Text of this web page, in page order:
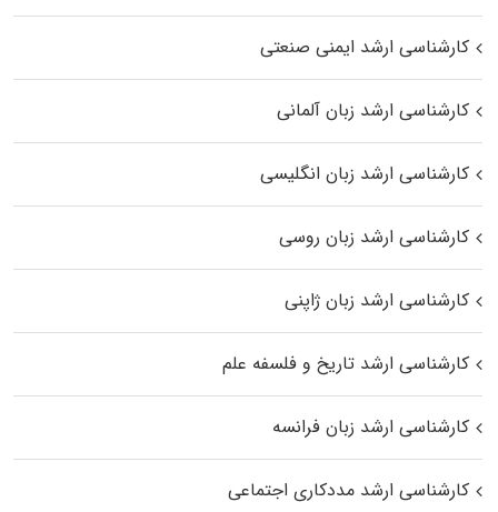
کارشناسی ارشد ایمنی صنعتی
کارشناسی ارشد زبان آلمانی
کارشناسی ارشد زبان انگلیسی
کارشناسی ارشد زبان روسی
کارشناسی ارشد زبان ژاپنی
کارشناسی ارشد تاریخ و فلسفه علم
کارشناسی ارشد زبان فرانسه
کارشناسی ارشد مددکاری اجتماعی